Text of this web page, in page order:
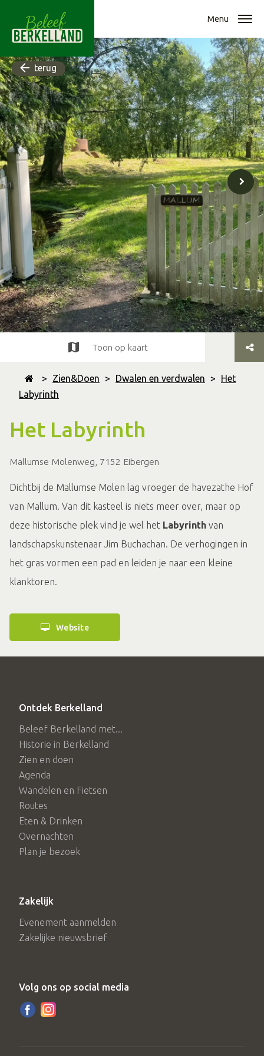
Menu
terug
> Zien&Doen > Dwalen en verdwalen >
Het
Labyrinth
Het Labyrinth
Mallumse Molenweg, 7152 Eibergen
Toon op kaart
Dichtbij de Mallumse Molen lag vroeger de havezathe Hof
van Mallum. Van dit kasteel is niets meer over, maar op
deze historische plek vind je wel het Labyrinth van
landschapskunstenaar Jim Buchachan. De verhogingen in
het gras vormen een pad en leiden je naar een kleine
klanktoren.
Website
Ontdek Berkelland
Beleef Berkelland met...
Historie in Berkelland
Zien en doen
Agenda
Wandelen en Fietsen
Routes
Eten & Drinken
Overnachten
Plan je bezoek
Zakelijk
Evenement aanmelden
Zakelijke nieuwsbrief
Volg ons op social media